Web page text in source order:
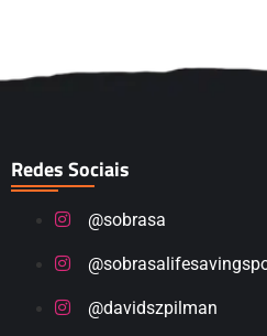
Redes Sociais
@sobrasa
@davidszpilman